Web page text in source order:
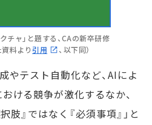
チャ」と題する、CAの新卒研修
料より 引用 、以下同）
やテスト自動化など、AIによ
ける競争が激化するなか、
肢』ではなく『必須事項』」と